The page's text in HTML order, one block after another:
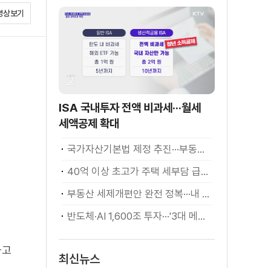
보기
ISA 국내투자 전액 비과세···월세
세액공제 확대
국가자산기본법 제정 추진···부동산·주식 등 통합 관리
40억 이상 초고가 주택 세부담 급증···실수요자 보호 강화
부동산 세제개편안 완전 정복···내 세금 어떻게 달라지나? [K-정책 사용법]
반도체·AI 1,600조 투자···'3대 메가프로젝트' 속도
최신뉴스